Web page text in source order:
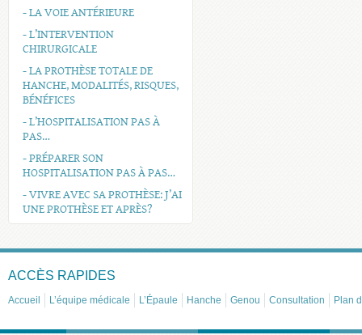
- LA VOIE ANTÉRIEURE
- L’INTERVENTION
CHIRURGICALE
- LA PROTHÈSE TOTALE DE
HANCHE, MODALITÉS, RISQUES,
BÉNÉFICES
- L’HOSPITALISATION PAS À
PAS…
- PRÉPARER SON
HOSPITALISATION PAS À PAS…
- VIVRE AVEC SA PROTHÈSE: J’AI
UNE PROTHÈSE ET APRÈS?
ACCÈS RAPIDES
Accueil L’équipe médicale L’Épaule Hanche Genou Consultation Plan